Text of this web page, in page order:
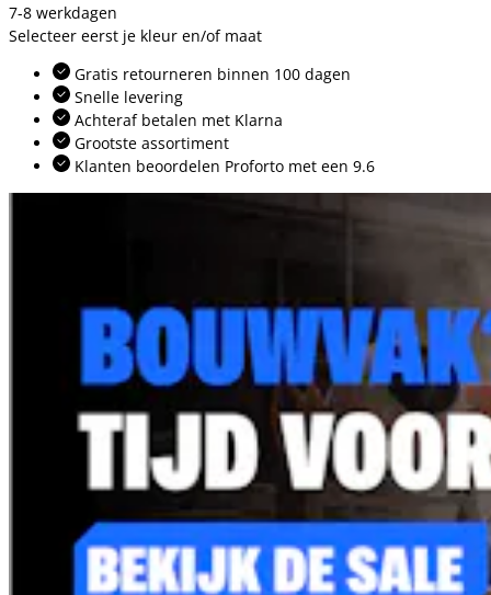
7-8 werkdagen
Selecteer eerst je kleur en/of maat
Gratis retourneren binnen 100 dagen
Snelle levering
Achteraf betalen met Klarna
Grootste assortiment
Klanten beoordelen Proforto met een 9.6